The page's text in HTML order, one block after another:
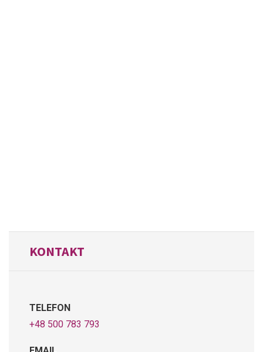
KONTAKT
TELEFON
+48 500 783 793